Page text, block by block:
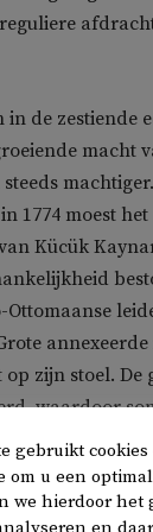
de zestiende
macht
1774 moest
Kücük
zijn stoel. De
waardoor
om alle
gebruikt
om u een
we hierdoor het